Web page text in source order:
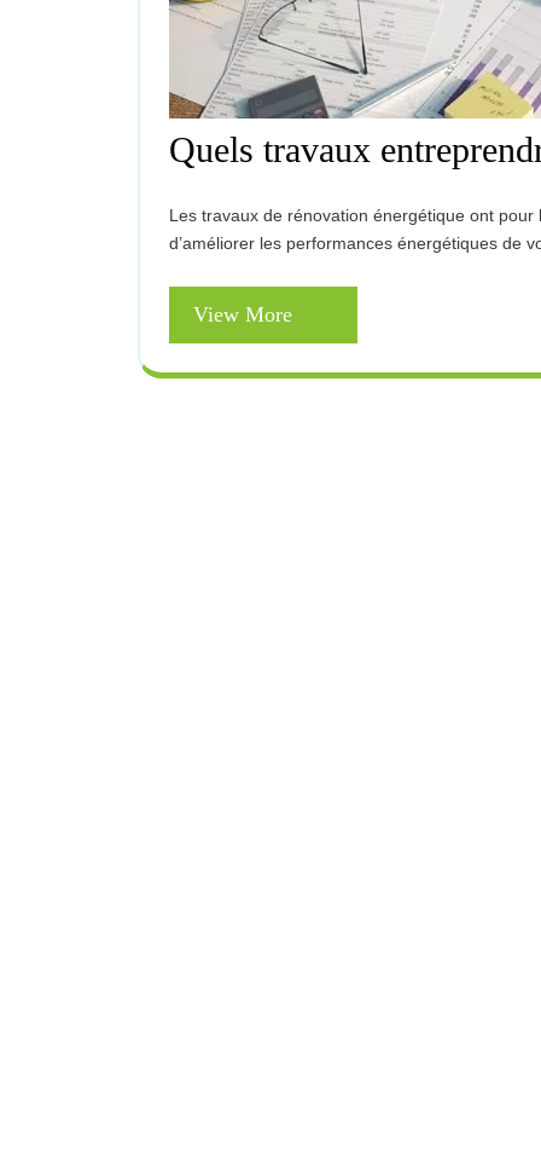
Quels travaux
Les travaux de rénovation énergétique ont pour but de réduire vos factures de chauffage et d’électricité et
d’améliorer les performances énergétiques de
View More
More